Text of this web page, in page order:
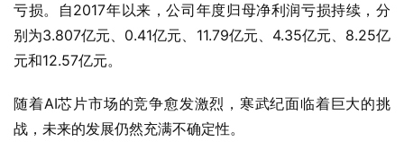
亏损。自2017年以来，公司年度归母净利润亏损持续，分
别为3.807亿元、0.41亿元、11.79亿元、4.35亿元、8.25亿
元和12.57亿元。
随着AI芯片市场的竞争愈发激烈，寒武纪面临着巨大的挑
战，未来的发展仍然充满不确定性。